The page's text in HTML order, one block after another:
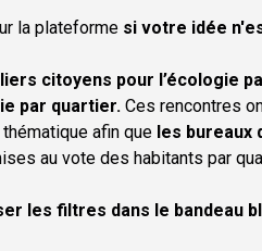
la plateforme si votre idée
citoyens pour l’écologie
par quartier. Ces rencontres
afin que les bureaux
au vote des habitants par
les filtres dans le bandeau